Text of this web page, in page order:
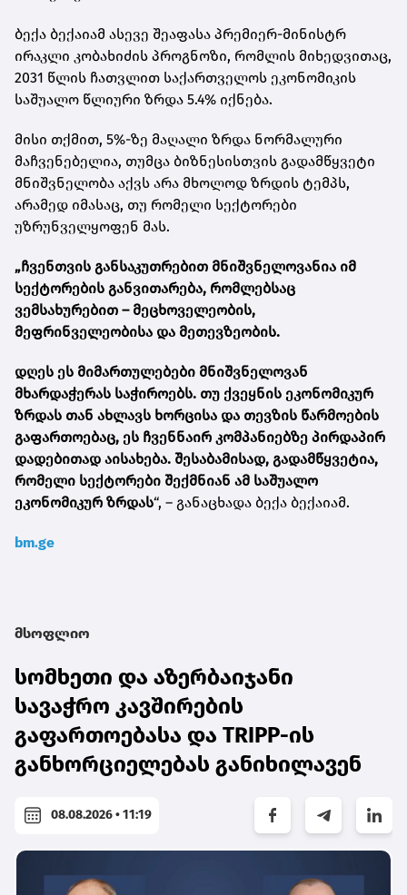
ბექა ბექაიამ ასევე შეაფასა პრემიერ-მინისტრ
ირაკლი კობახიძის პროგნოზი, რომლის მიხედვითაც,
2031 წლის ჩათვლით საქართველოს ეკონომიკის
საშუალო წლიური ზრდა 5.4% იქნება.
მისი თქმით, 5%-ზე მაღალი ზრდა ნორმალური
მაჩვენებელია, თუმცა ბიზნესისთვის გადამწყვეტი
მნიშვნელობა აქვს არა მხოლოდ ზრდის ტემპს,
არამედ იმასაც, თუ რომელი სექტორები
უზრუნველყოფენ მას.
„ჩვენთვის განსაკუთრებით მნიშვნელოვანია იმ
სექტორების განვითარება, რომლებსაც
ვემსახურებით – მეცხოველეობის,
მეფრინველეობისა და მეთევზეობის.
დღეს ეს მიმართულებები მნიშვნელოვან
მხარდაჭერას საჭიროებს. თუ ქვეყნის ეკონომიკურ
ზრდას თან ახლავს ხორცისა და თევზის წარმოების
გაფართოებაც, ეს ჩვენნაირ კომპანიებზე პირდაპირ
დადებითად აისახება. შესაბამისად, გადამწყვეტია,
რომელი სექტორები შექმნიან ამ საშუალო
ეკონომიკურ ზრდას“, – განაცხადა ბექა ბექაიამ.
bm.ge
მსოფლიო
სომხეთი და აზერბაიჯანი
სავაჭრო კავშირების
გაფართოებასა და TRIPP-ის
განხორციელებას განიხილავენ
08.08.2026 • 11:19